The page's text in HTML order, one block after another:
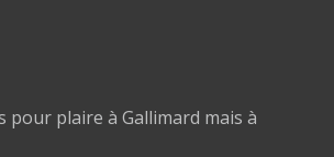
pour plaire à Gallimard mais à